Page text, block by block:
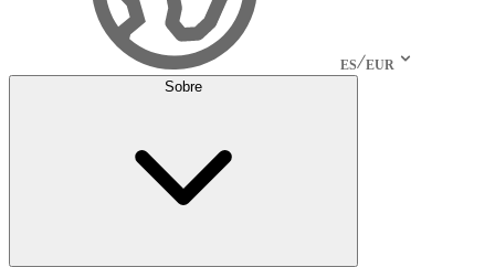
ES EUR
Sobre